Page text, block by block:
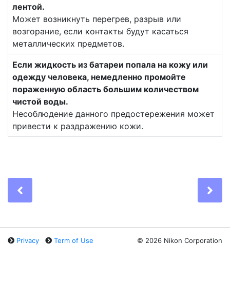
лентой.
Может возникнуть перегрев, разрыв или
возгорание, если контакты будут касаться
металлических предметов.
Если жидкость из батареи попала на кожу или
одежду человека, немедленно промойте
пораженную область большим количеством
чистой воды.
Несоблюдение данного предостережения может
привести к раздражению кожи.
Privacy Term of Use © 2026 Nikon Corporation